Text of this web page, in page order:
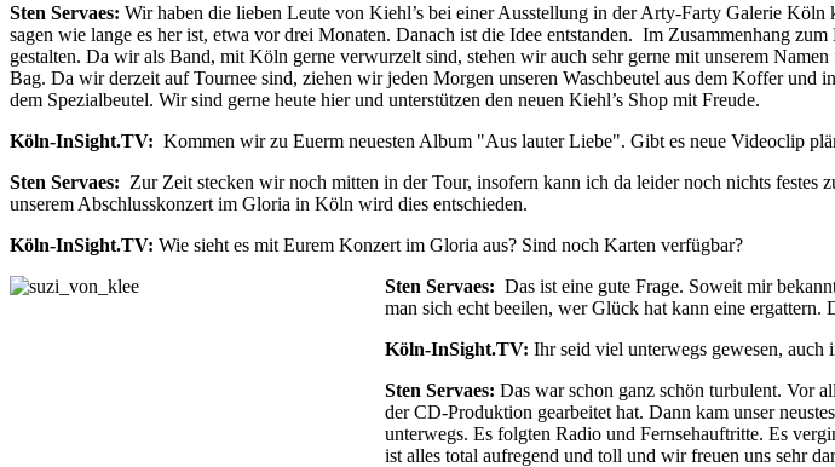
Sten Servaes: Wir haben die lieben Leute von Kiehl’s bei einer Ausstellung in der Arty-Farty Galerie
sagen wie lange es her ist, etwa vor drei Monaten. Danach ist die Idee entstanden. Im Zusammenhang
gestalten. Da wir als Band, mit Köln gerne verwurzelt sind, stehen wir auch sehr gerne mit unserem
Bag. Da wir derzeit auf Tournee sind, ziehen wir jeden Morgen unseren Waschbeutel aus dem Koffer und
dem Spezialbeutel. Wir sind gerne heute hier und unterstützen den neuen Kiehl’s Shop mit Freude.
Köln-InSight.TV: Kommen wir zu Euerm neuesten Album "Aus lauter Liebe". Gibt es neue Videoclip
Sten Servaes: Zur Zeit stecken wir noch mitten in der Tour, insofern kann ich da leider noch nichts
unserem Abschlusskonzert im Gloria in Köln wird dies entschieden.
Köln-InSight.TV: Wie sieht es mit Eurem Konzert im Gloria aus? Sind noch Karten verfügbar?
Sten Servaes: Das ist eine gute Frage. Soweit mir
man sich echt beeilen, wer Glück hat kann eine ergattern.
Köln-InSight.TV: Ihr seid viel unterwegs gewesen, auch
Sten Servaes: Das war schon ganz schön turbulent. Vor
der CD-Produktion gearbeitet hat. Dann kam unser
unterwegs. Es folgten Radio und Fernsehauftritte. Es
ist alles total aufregend und toll und wir freuen uns sehr